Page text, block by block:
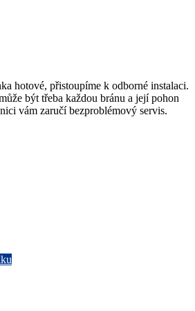
hotové, přistoupíme k odborné instalaci.
být třeba každou bránu a její pohon
vám zaručí bezproblémový servis.